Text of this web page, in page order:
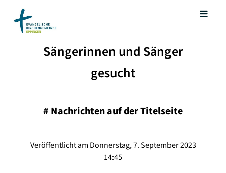
Sängerinnen und Sänger
gesucht
# Nachrichten auf der Titelseite
Veröffentlicht am Donnerstag, 7. September 2023
14:45